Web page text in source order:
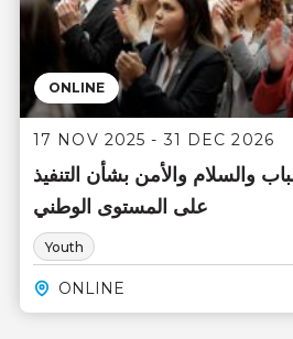
ONLINE
17 NOV 2025 - 31 DEC 2026
والسلام والأمن بشأن التنفيذ
على المستوى الوطني
Youth
ONLINE